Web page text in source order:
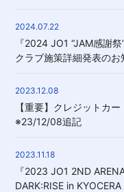
2024.07.22
『2024 JO1 “JAM感謝
クラブ施策詳細発表のお
2023.12.08
【重要】クレジットカ
※23/12/08追記
2023.11.18
『2023 JO1 2ND
DARK:RISE in